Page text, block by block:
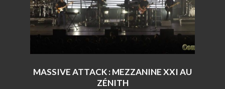
MASSIVE ATTACK : MEZZANINE XXI AU
ZÉNITH